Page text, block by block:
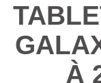
À